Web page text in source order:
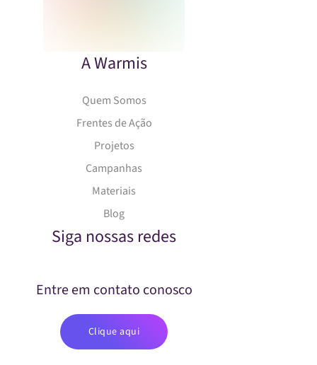
A Warmis
Quem Somos
Frentes de Ação
Projetos
Campanhas
Materiais
Blog
Siga nossas redes
Entre em contato conosco
Clique aqui